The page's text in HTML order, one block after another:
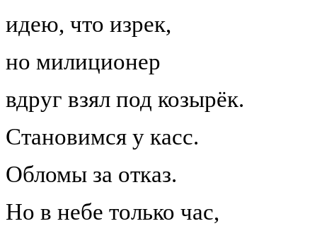
идею, что изрек,
но милиционер
вдруг взял под козырёк.
Становимся у касс.
Обломы за отказ.
Но в небе только час,